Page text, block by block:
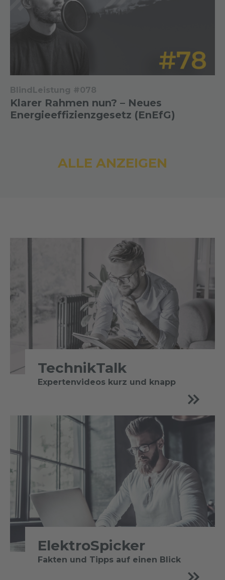
BlindLeistung #078
Klarer Rahmen nun? – Neues
Energieeffizienzgesetz (EnEfG)
ALLE ANZEIGEN
TechnikTalk
Expertenvideos kurz und knapp
ElektroSpicker
Fakten und Tipps auf einen Blick